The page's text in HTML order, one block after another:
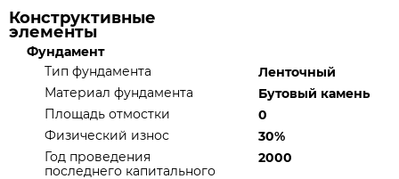
Конструктивные
элементы
Фундамент
Тип фундамента
Ленточный
Материал фундамента
Бутовый камень
Площадь отмостки
0
Физический износ
30%
Год проведения
последнего капитального
2000